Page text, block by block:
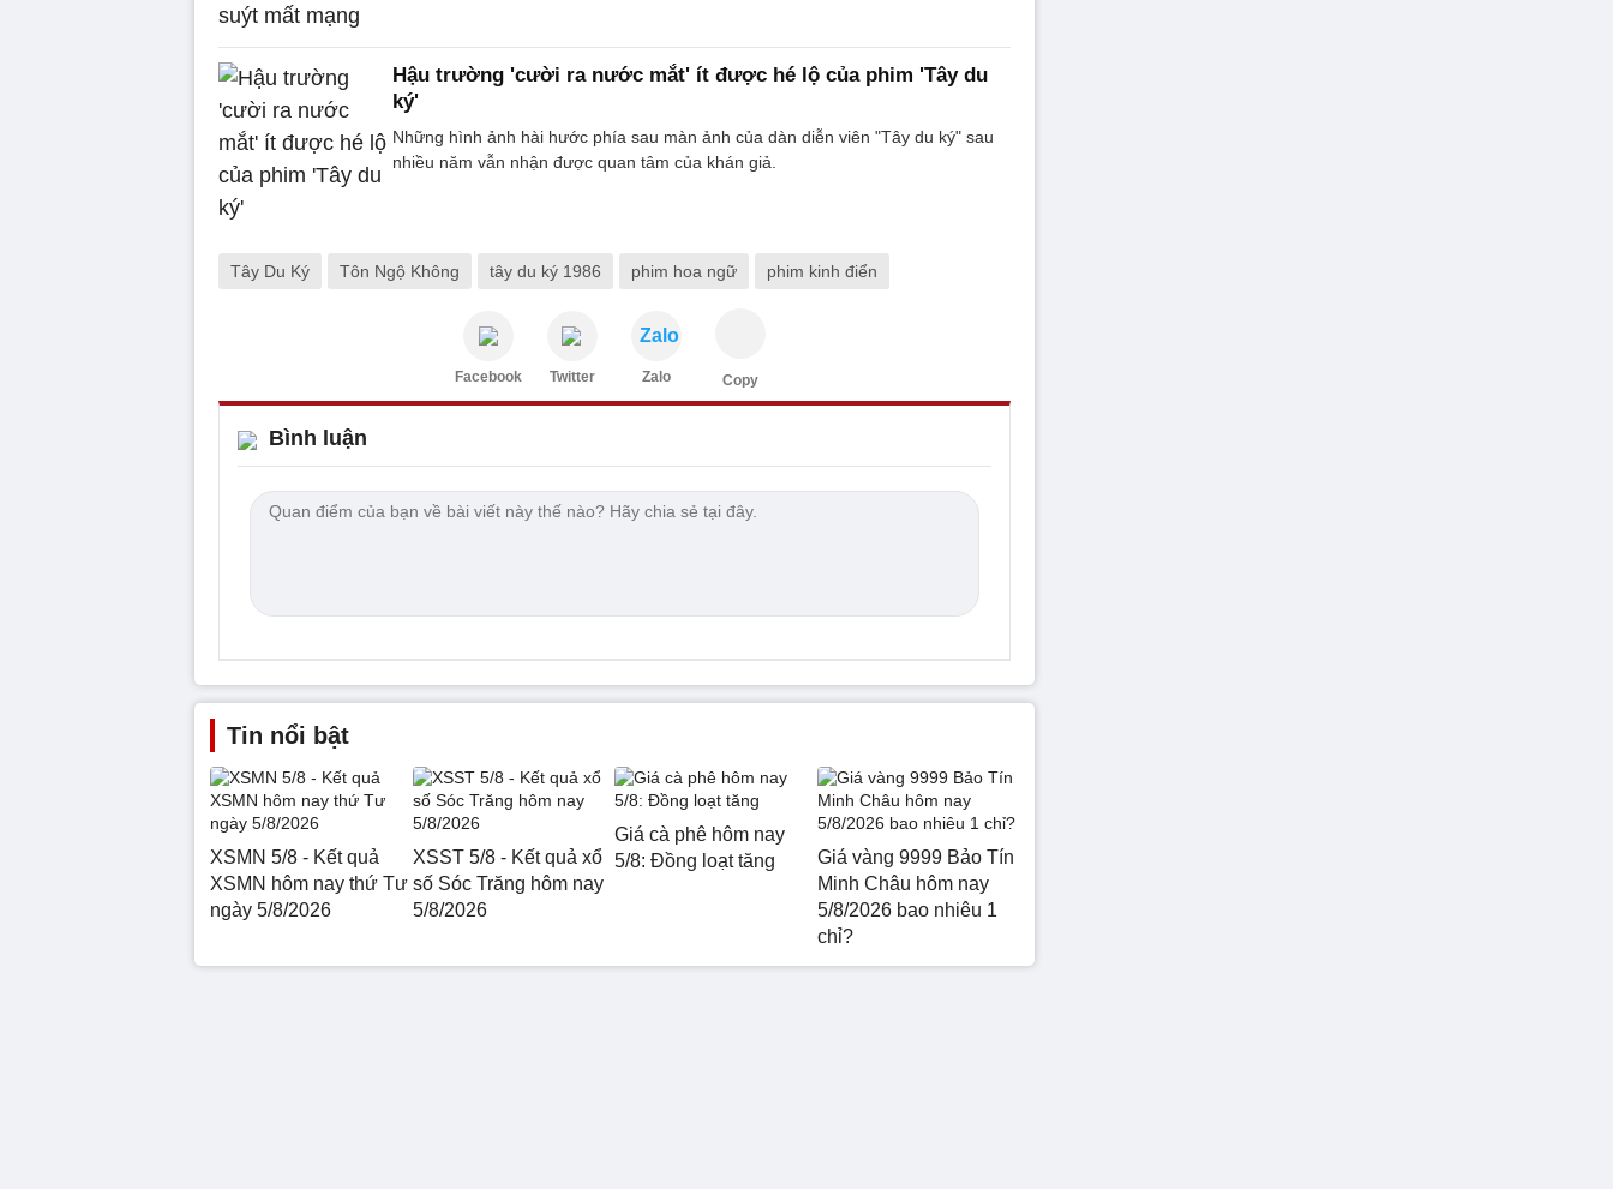
Hậu trường 'cười ra nước mắt' ít được hé lộ của phim 'Tây du
ký'
Những hình ảnh hài hước phía sau màn ảnh của dàn diễn viên "Tây du ký" sau
nhiều năm vẫn nhận được quan tâm của khán giả.
Tây Du Ký Tôn Ngộ Không tây du ký 1986 phim hoa ngữ phim kinh điển
Facebook Twitter
Zalo
Zalo Copy
Bình luận
Tin nổi bật
XSMN 5/8 - Kết quả
XSMN hôm nay thứ Tư
ngày 5/8/2026
XSST 5/8 - Kết quả xổ
số Sóc Trăng hôm nay
5/8/2026
Giá cà phê hôm nay
5/8: Đồng loạt tăng
Giá vàng 9999 Bảo Tín
Minh Châu hôm nay
5/8/2026 bao nhiêu 1
chỉ?